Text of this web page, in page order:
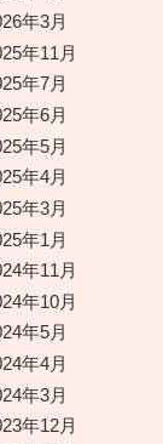
年3月
年11月
年7月
年6月
年5月
年4月
年3月
年1月
年11月
年10月
年5月
年4月
年3月
年12月